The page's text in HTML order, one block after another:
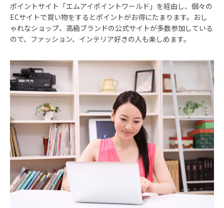
ポイントサイト「エムアイポイントワールド」を経由し、個々の
ECサイトで買い物をするとポイントがお得にたまります。おし
ゃれなショップ、高級ブランドの公式サイトが多数参加している
ので、ファッション、インテリア好きの人も楽しめます。